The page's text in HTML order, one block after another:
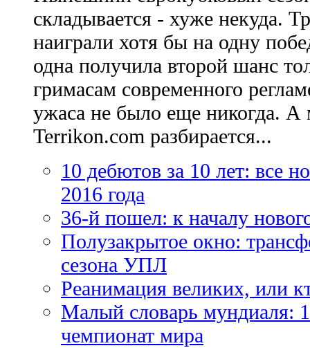
складывается - хуже некуда.
наиграли хотя бы на одну
одна получила второй шанс
гримасам современного
ужаса не было еще никогда. А
Terrikon.com разбирается...
10 дебютов за 10 лет: все
2016 года
36-й пошел: к началу
Полузакрытое окно:
сезона УПЛ
Реанимация великих, или
Малый словарь мундиаля:
чемпионат мира